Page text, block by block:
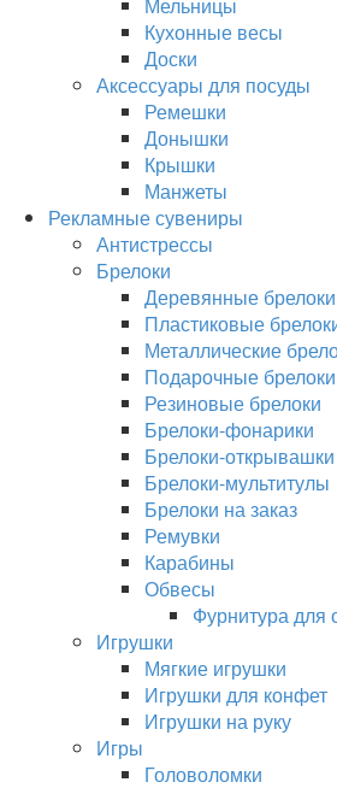
Кухонные весы
Доски
Аксессуары для посуды
Ремешки
Донышки
Крышки
Манжеты
Рекламные сувениры
Антистрессы
Брелоки
Деревянные брелоки
Пластиковые
Металлические
Подарочные брелоки
Резиновые брелоки
Брелоки-фонарики
Брелоки-открывашки
Брелоки-мультитулы
Брелоки на заказ
Ремувки
Карабины
Обвесы
Фурнитура для
Игрушки
Мягкие игрушки
Игрушки для конфет
Игрушки на руку
Игры
Головоломки